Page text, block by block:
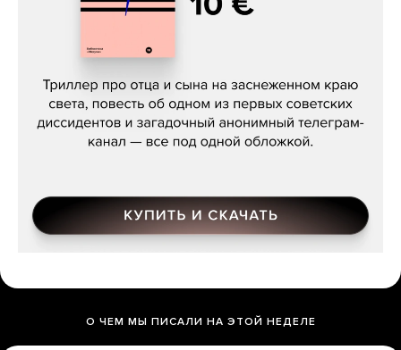
Даниил Туровский, «Разрыв»
О ЧЕМ МЫ ПИСАЛИ НА ЭТОЙ НЕДЕЛЕ